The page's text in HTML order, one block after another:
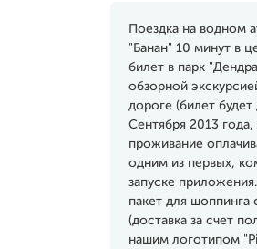
Поездка на водном
"Банан" 10 минут в
билет в парк
обзорной
дороге (билет
Сентября 2013
проживание
одним из первых,
запуске
пакет для шоппинга
(доставка за счет
нашим логотипом